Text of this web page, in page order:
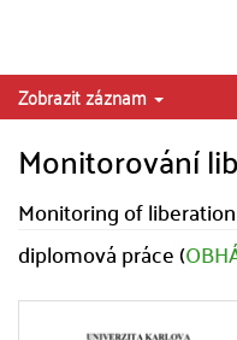
Zobrazit záznam
Monitorování
Monitoring of
diplomová práce (